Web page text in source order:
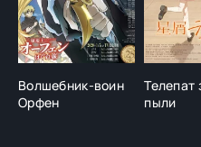
Волшебник-воин
Орфен
Телепат
пыли